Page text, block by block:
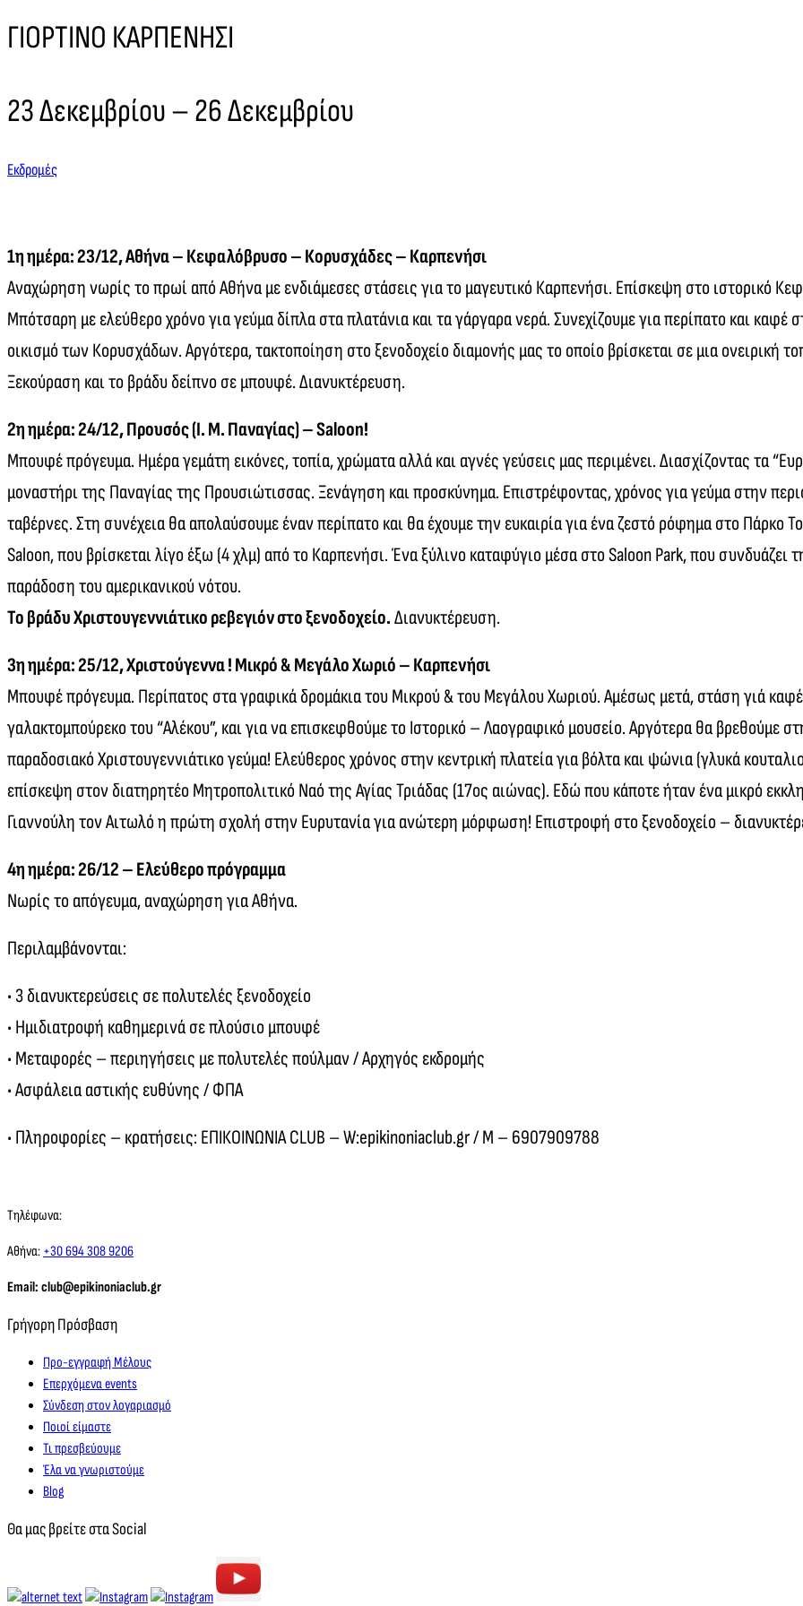
ΓΙΟΡΤΙΝΟ ΚΑΡΠΕΝΗΣΙ
23 Δεκεμβρίου – 26 Δεκεμβρίου
Εκδρομές
1η ημέρα: 23/12, Αθήνα – Κεφαλόβρυσο – Κορυσχάδες – Καρπενήσι
Αναχώρηση νωρίς το πρωί από Αθήνα με ενδιάμεσες στάσεις για το μαγευτικό Καρπενήσι. Επίσκεψη στο ιστορικό
Μπότσαρη με ελεύθερο χρόνο για γεύμα δίπλα στα πλατάνια και τα γάργαρα νερά. Συνεχίζουμε για περίπατο και καφέ
οικισμό των Κορυσχάδων. Αργότερα, τακτοποίηση στο ξενοδοχείο διαμονής μας το οποίο βρίσκεται σε μια ονειρική
Ξεκούραση και το βράδυ δείπνο σε μπουφέ. Διανυκτέρευση.
2η ημέρα: 24/12, Προυσός (Ι. Μ. Παναγίας) – Saloon!
Μπουφέ πρόγευμα. Ημέρα γεμάτη εικόνες, τοπία, χρώματα αλλά και αγνές γεύσεις μας περιμένει. Διασχίζοντας τα
μοναστήρι της Παναγίας της Προυσιώτισσας. Ξενάγηση και προσκύνημα. Επιστρέφοντας, χρόνος για γεύμα στην
ταβέρνες. Στη συνέχεια θα απολαύσουμε έναν περίπατο και θα έχουμε την ευκαιρία για ένα ζεστό ρόφημα στο Πάρκο
Saloon, που βρίσκεται λίγο έξω (4 χλμ) από το Καρπενήσι. Ένα ξύλινο καταφύγιο μέσα στο Saloon Park, που
παράδοση του αμερικανικού νότου.
Το βράδυ Χριστουγεννιάτικο ρεβεγιόν στο ξενοδοχείο.Διανυκτέρευση.
3η ημέρα: 25/12, Χριστούγεννα ! Μικρό & Μεγάλο Χωριό – Καρπενήσι
Μπουφέ πρόγευμα. Περίπατος στα γραφικά δρομάκια του Μικρού & του Μεγάλου Χωριού. Αμέσως μετά, στάση γιά
γαλακτομπούρεκο του “Αλέκου”, και για να επισκεφθούμε το Ιστορικό – Λαογραφικό μουσείο. Αργότερα θα βρεθούμε
παραδοσιακό Χριστουγεννιάτικο γεύμα! Ελεύθερος χρόνος στην κεντρική πλατεία για βόλτα και ψώνια (γλυκά
επίσκεψη στον διατηρητέο Μητροπολιτικό Ναό της Αγίας Τριάδας (17ος αιώνας). Εδώ που κάποτε ήταν ένα μικρό
Γιαννούλη τον Αιτωλό η πρώτη σχολή στην Ευρυτανία για ανώτερη μόρφωση! Επιστροφή στο ξενοδοχείο –
4η ημέρα: 26/12 – Ελεύθερο πρόγραμμα
Νωρίς το απόγευμα, αναχώρηση για Αθήνα.
Περιλαμβάνονται:
• 3 διανυκτερεύσεις σε πολυτελές ξενοδοχείο
• Ημιδιατροφή καθημερινά σε πλούσιο μπουφέ
• Μεταφορές – περιηγήσεις με πολυτελές πούλμαν / Αρχηγός εκδρομής
• Ασφάλεια αστικής ευθύνης / ΦΠΑ
• Πληροφορίες – κρατήσεις: ΕΠΙΚΟΙΝΩΝΙΑ CLUB – W:epikinoniaclub.gr / M – 6907909788
Τηλέφωνα:
Αθήνα: +30 694 308 9206
Email: club@epikinoniaclub.gr
Γρήγορη Πρόσβαση
Προ-εγγραφή Μέλους
Επερχόμενα events
Σύνδεση στον λογαριασμό
Ποιοί είμαστε
Τι πρεσβεύουμε
Έλα να γνωριστούμε
Blog
Θα μας βρείτε στα Social